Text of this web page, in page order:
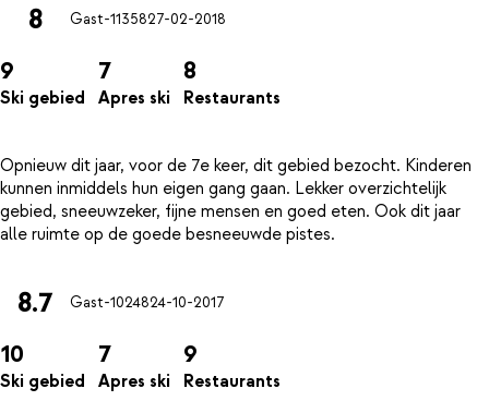
8 Gast-1135827-02-2018
9
Ski gebied
7
Apres ski
8
Restaurants
Opnieuw dit jaar, voor de 7e keer, dit gebied bezocht. Kinderen
kunnen inmiddels hun eigen gang gaan. Lekker overzichtelijk
gebied, sneeuwzeker, fijne mensen en goed eten. Ook dit jaar
8.7 Gast-1024824-10-2017
10
Ski gebied
7
Apres ski
9
Restaurants